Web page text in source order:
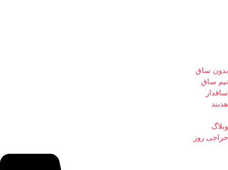
بدون ساق
نیم ساق
ساقدار
هدبند
وبلاگ
حراجی روز